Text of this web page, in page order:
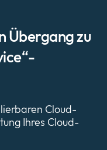
Übergang zu
Cloud-
Ihres Cloud-